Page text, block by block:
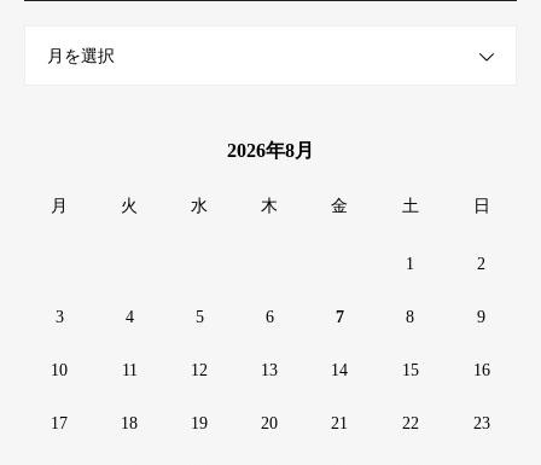
月を選択
2026年8月
月 火 水 木 金 土 日
1 2
3 4 5 6 7 8 9
10 11 12 13 14 15 16
17 18 19 20 21 22 23